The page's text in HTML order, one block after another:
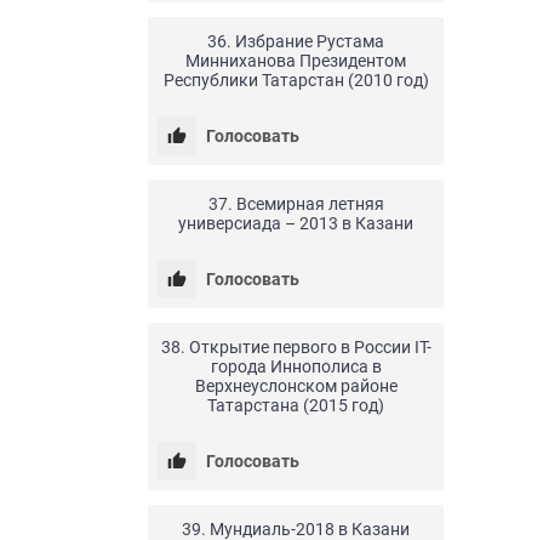
36. Избрание Рустама
Минниханова Президентом
Республики Татарстан (2010 год)
Голосовать
37. Всемирная летняя
универсиада – 2013 в Казани
Голосовать
38. Открытие первого в России IT-
города Иннополиса в
Верхнеуслонском районе
Татарстана (2015 год)
Голосовать
39. Мундиаль-2018 в Казани